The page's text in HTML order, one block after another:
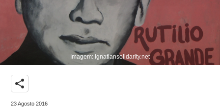
Imagem: ignatiansolidarity.net
share
23 Agosto 2016